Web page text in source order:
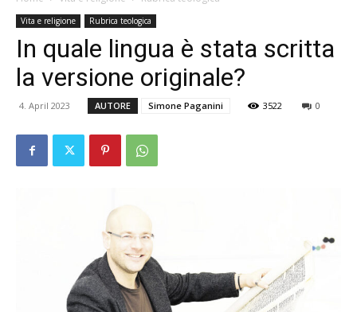
d'Italia
Vita e religione Rubrica teologica
In quale lingua è stata scritta
la versione originale?
4. April 2023 AUTORE Simone Paganini 3522 0